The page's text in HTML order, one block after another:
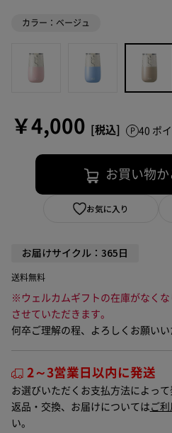
カラー：ベージュ
￥4,000 40 ポ
お買い物
お気に入り
お届けサイクル：365日
送料無料
※ウェルカムギフトの在庫がなく
させていただきます。
何卒ご理解の程、よろしくお願いい
2～3営業日以内に発送
お選びいただくお支払方法によって
返品・交換、お届けについては ご
い。